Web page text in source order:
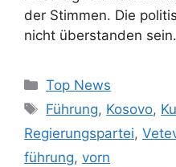
der Stimmen. Die
nicht überstanden sein.
Kategorien
Top News
Schlagwörter
Führung, Kosovo,
Regierungspartei,
führung, vorn